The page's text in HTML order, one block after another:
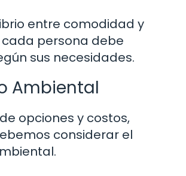
entre comodidad y
cada persona debe
sus necesidades.
Ambiental
opciones y costos,
considerar el